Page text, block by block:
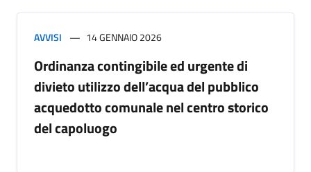
AVVISI 14 GENNAIO 2026
Ordinanza contingibile ed urgente di
divieto utilizzo dell’acqua del pubblico
acquedotto comunale nel centro storico
del capoluogo